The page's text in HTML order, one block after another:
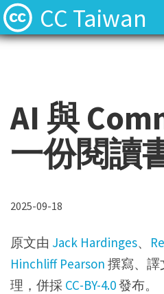
CC Taiwan
AI 與
一份閱讀
2025-09-18
原文由 Jack Hardinges、
Hinchliff Pearson 撰寫、譯
理，併採 CC-BY-4.0發布。